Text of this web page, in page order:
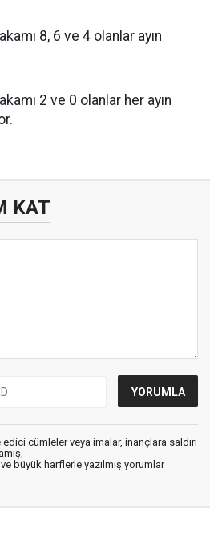
8, 6 ve 4 olanlar ayın
2 ve 0 olanlar her ayın
KAT
cümleler veya imalar, inançlara saldırı
büyük harflerle yazılmış yorumlar